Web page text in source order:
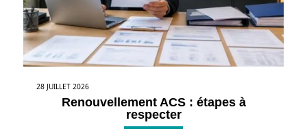
28 JUILLET 2026
Renouvellement ACS : étapes à
respecter